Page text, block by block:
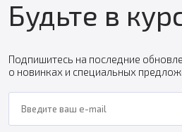
Будьте в
Подпишитесь на последние
о новинках и специальных